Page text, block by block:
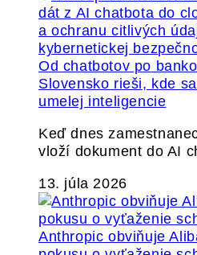
Od chatbotov po
Slovensko rieši, kde
umelej inteligencie
Keď dnes
vloží dokument do AI
13. júla 2026
Anthropic obviňuje